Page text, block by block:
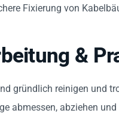
Fixierung von
&
gründlich reinigen und
abmessen, abziehen und